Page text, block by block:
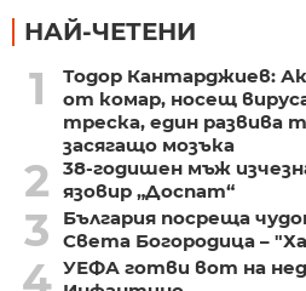
НАЙ-ЧЕТЕНИ
1
Тодор Кантарджиев:
от комар, носещ
треска, един развива
засягащо мозъка
2
38-годишен мъж
язовир „Доспат“
3
България посреща
Света Богородица –
4 УЕФА готви вот на